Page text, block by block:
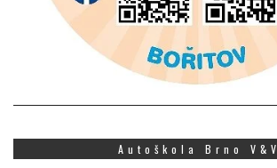
Autoškola Brno V&V